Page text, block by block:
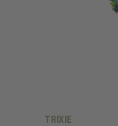
TRIXIE